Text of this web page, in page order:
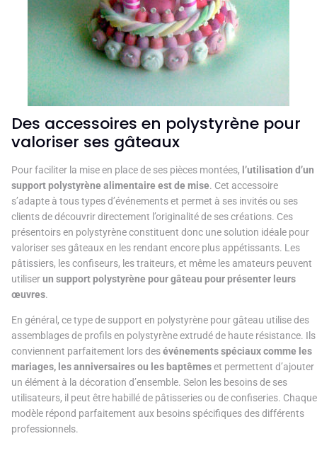
Des accessoires en polystyrène pour
valoriser ses gâteaux
Pour faciliter la mise en place de ses pièces montées, l’utilisation d’un
support polystyrène alimentaire est de mise. Cet accessoire
s’adapte à tous types d’événements et permet à ses invités ou ses
clients de découvrir directement l’originalité de ses créations. Ces
présentoirs en polystyrène constituent donc une solution idéale pour
valoriser ses gâteaux en les rendant encore plus appétissants. Les
pâtissiers, les confiseurs, les traiteurs, et même les amateurs peuvent
utiliserun support polystyrène pour gâteau pour présenter leurs
œuvres.
En général, ce type de support en polystyrène pour gâteau utilise des
assemblages de profils en polystyrène extrudé de haute résistance. Ils
conviennent parfaitement lors desévénements spéciaux comme les
mariages, les anniversaires ou les baptêmeset permettent d’ajouter
un élément à la décoration d’ensemble. Selon les besoins de ses
utilisateurs, il peut être habillé de pâtisseries ou de confiseries. Chaque
modèle répond parfaitement aux besoins spécifiques des différents
professionnels.